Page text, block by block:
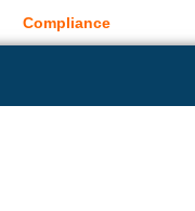
Compliance